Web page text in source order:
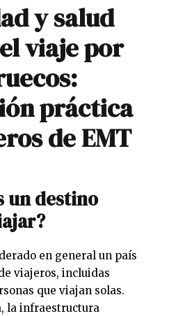
y salud
viaje por
práctica
de EMT
un destino
en general un país
viajeros, incluidas
que viajan solas.
la infraestructura